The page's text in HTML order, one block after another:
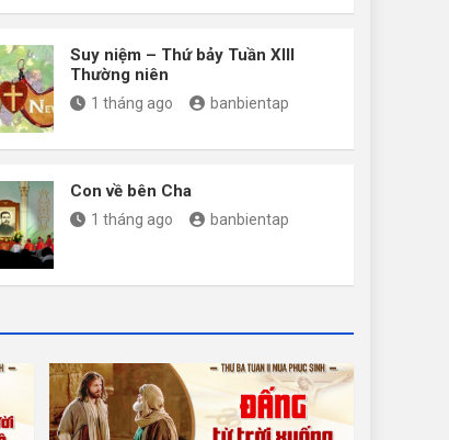
Suy niệm – Thứ bảy Tuần XIII
Thường niên
1 tháng ago banbientap
Con về bên Cha
1 tháng ago banbientap